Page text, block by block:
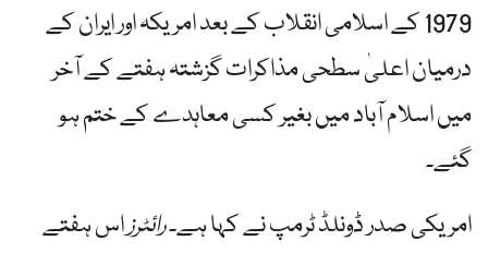
1979 کے اسلامی انقلاب کے بعد امریکہ اور ایران کے
درمیان اعلیٰ سطحی مذاکرات گزشتہ ہفتے کے آخر
میں اسلام آباد میں بغیر کسی معاہدے کے ختم ہو
گئے۔
امریکی صدر ڈونلڈ ٹرمپ نے کہا ہے۔رائٹرزاس ہفتے